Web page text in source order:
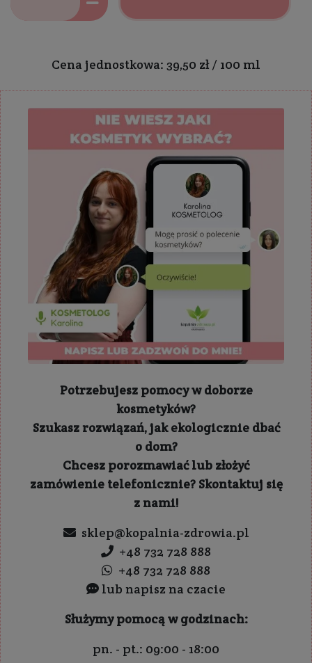
Cena jednostkowa: 39,50 zł / 100 ml
Potrzebujesz pomocy w doborze
kosmetyków?
Szukasz rozwiązań, jak ekologicznie dbać
o dom?
Chcesz porozmawiać lub złożyć
zamówienie telefonicznie? Skontaktuj się
z nami!
sklep@kopalnia-zdrowia.pl
+48 732 728 888
+48 732 728 888
lub napisz na czacie
Służymy pomocą w godzinach:
pn. - pt.: 09:00 - 18:00